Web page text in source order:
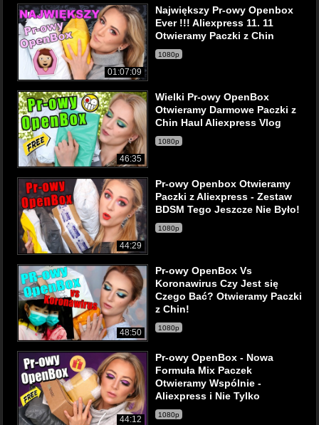
01:07:09
Największy Pr-owy Openbox
Ever !!! Aliexpress 11. 11
Otwieramy Paczki z Chin
1080p
46:35
Wielki Pr-owy OpenBox
Otwieramy Darmowe Paczki z
Chin Haul Aliexpress Vlog
1080p
44:29
Pr-owy Openbox Otwieramy
Paczki z Aliexpress - Zestaw
BDSM Tego Jeszcze Nie Było!
1080p
48:50
Pr-owy OpenBox Vs
Koronawirus Czy Jest się
Czego Bać? Otwieramy Paczki
z Chin!
1080p
44:12
Pr-owy OpenBox - Nowa
Formuła Mix Paczek
Otwieramy Wspólnie -
Aliexpress i Nie Tylko
1080p